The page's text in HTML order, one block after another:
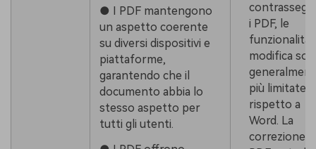
● I PDF mantengono
un aspetto coerente
su diversi dispositivi e
piattaforme,
garantendo che il
documento abbia lo
stesso aspetto per
tutti gli utenti.
i PDF, le
funzionalità
modifica
più limitate
rispetto a
Word. La
correzione